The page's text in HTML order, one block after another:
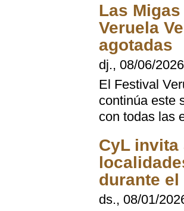
Las
Veruela
agotadas
dj., 08/06/
El Festival
continúa este
con todas las
CyL invita
durante el
ds., 08/01/